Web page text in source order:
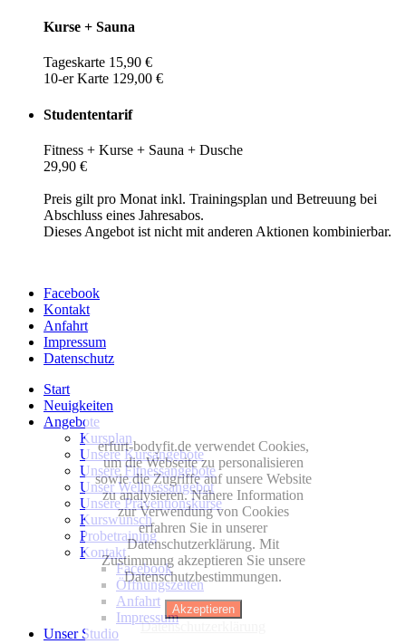
Kurse + Sauna
Tageskarte 15,90 €
10-er Karte 129,00 €
Studententarif
Fitness + Kurse + Sauna + Dusche
29,90 €
Preis gilt pro Monat inkl. Trainingsplan und Betreuung bei
Abschluss eines Jahresabos.
Dieses Angebot ist nicht mit anderen Aktionen kombinierbar.
Facebook
Kontakt
Anfahrt
Impressum
Datenschutz
Start
Neuigkeiten
Angebote
Kursplan
Unsere Kursangebote
Unsere Fitnessangebote
Unser Wellnessangebot
Unsere Präventionskurse
Kurswunsch
Probetraining
Kontakt
Facebook
Öffnungszeiten
Anfahrt
Impressum
Unser Studio
erfurt-bodyfit.de verwendet Cookies,
um die Webseite zu personalisieren
sowie die Zugriffe auf unsere Website
zu analysieren. Nähere Information
zur Verwendung von Cookies
erfahren Sie in unserer
Datenschutzerklärung. Mit
Zustimmung akzeptieren Sie unsere
Datenschutzbestimmungen.
Akzeptieren
Datenschutzerklärung